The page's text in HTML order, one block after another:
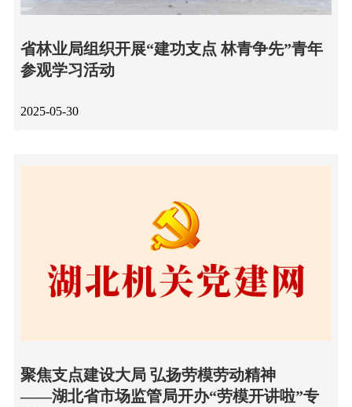
省林业局组织开展“建功支点 林青争先”青年
参观学习活动
2025-05-30
聚焦支点建设大局 弘扬劳模劳动精神
——湖北省市场监管局开办“劳模开讲啦”专